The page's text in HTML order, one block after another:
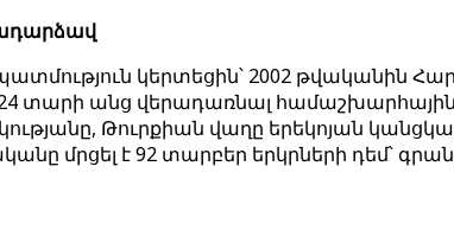
կերտեցին՝ 2002 թվականին
տարի անց վերադառնալ համաշխարհային
Թուրքիան վաղը երեկոյան
մրցել է 92 տարբեր երկրների դեմ՝